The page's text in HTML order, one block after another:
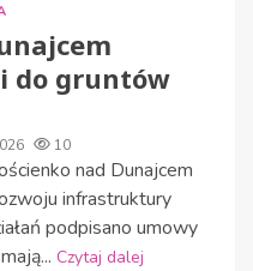
do gruntów
10
nad Dunajcem
infrastruktury
podpisano umowy
Czytaj dalej